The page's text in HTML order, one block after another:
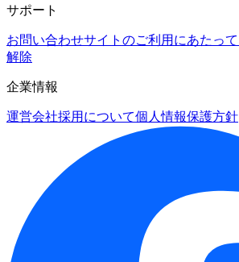
サポート
お問い合わせサイトのご利用にあたって
解除
企業情報
運営会社採用について個人情報保護方針